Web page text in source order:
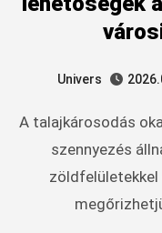
Univers
A talajkárosodás okai között az erózió, tömörödés és
szennyezés